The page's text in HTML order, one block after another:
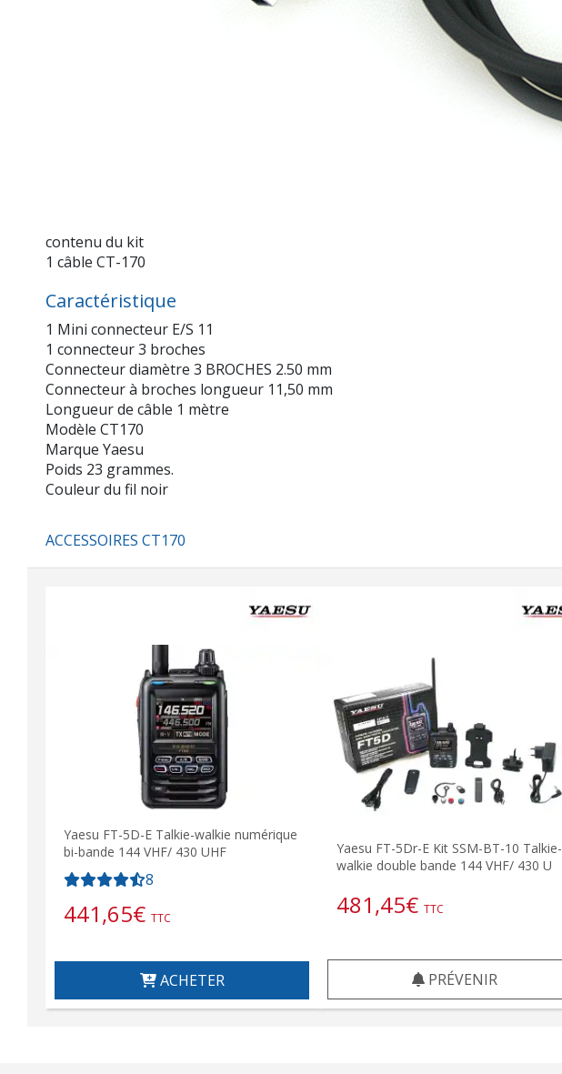
contenu du kit
1 câble CT-170
Caractéristique
1 Mini connecteur E/S 11
1 connecteur 3 broches
Connecteur diamètre 3 BROCHES 2.50 mm
Connecteur à broches longueur 11,50 mm
Longueur de câble 1 mètre
Modèle CT170
Marque Yaesu
Poids 23 grammes.
Couleur du fil noir
ACCESSOIRES CT170
Yaesu FT-5D-E Talkie-walkie numérique
bi-bande 144 VHF/ 430 UHF
8
441,65€ TTC
ACHETER
Yaesu FT-5Dr-E Kit SSM-BT-10 Talkie-
walkie double bande 144 VHF/ 430 U
481,45€ TTC
PRÉVENIR